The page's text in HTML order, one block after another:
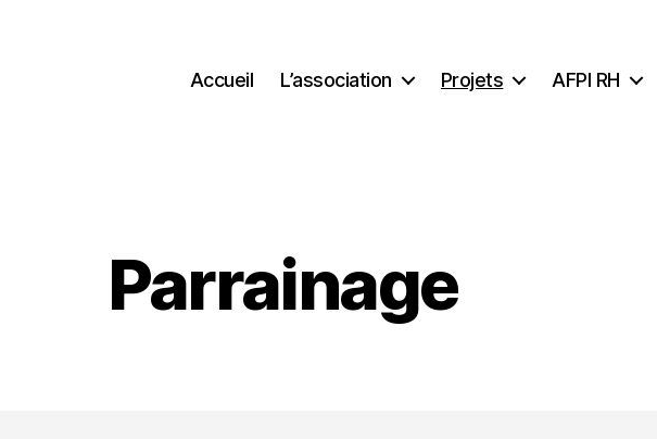
Accueil L’association Projets AFPI RH
Parrainage